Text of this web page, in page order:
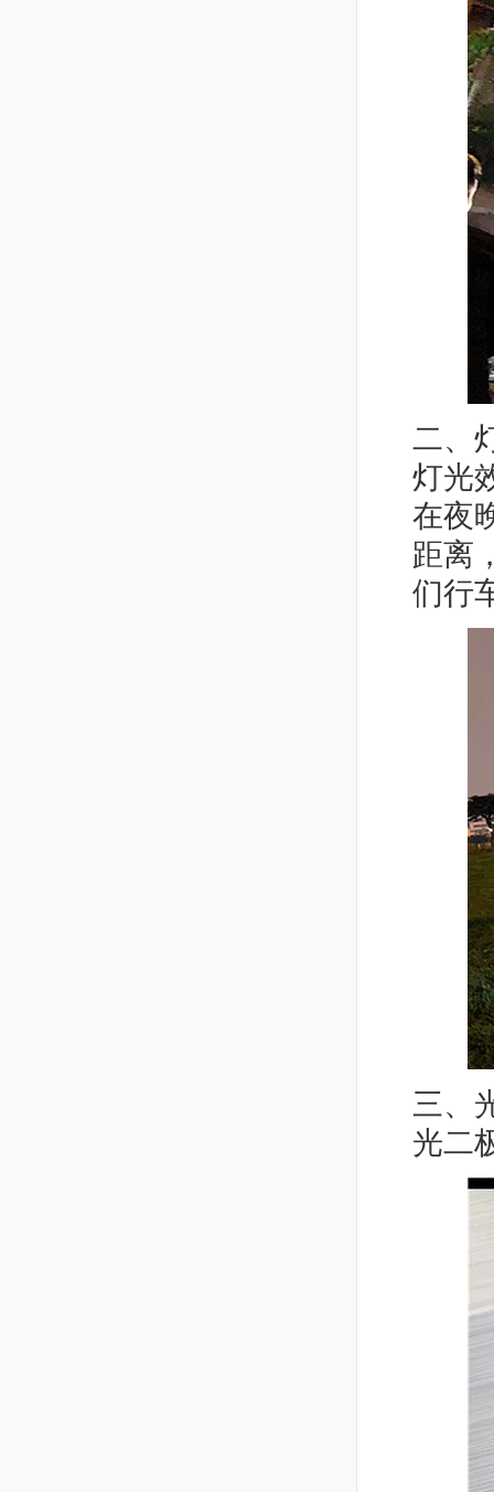
二、
灯光
在夜
距离
们行
三、
光二